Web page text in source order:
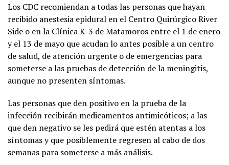
Los CDC recomiendan a todas las personas que hayan
recibido anestesia epidural en el Centro Quirúrgico River
Side o en la Clínica K-3 de Matamoros entre el 1 de enero
y el 13 de mayo que acudan lo antes posible a un centro
de salud, de atención urgente o de emergencias para
someterse a las pruebas de detección de la meningitis,
aunque no presenten síntomas.
Las personas que den positivo en la prueba de la
infección recibirán medicamentos antimicóticos; a las
que den negativo se les pedirá que estén atentas a los
síntomas y que posiblemente regresen al cabo de dos
semanas para someterse a más análisis.